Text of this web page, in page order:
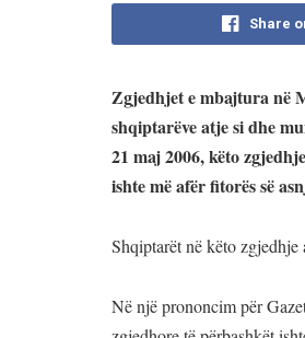
Share
Zgjedhjet e mbajtura në
shqiptarëve atje si dhe
21 maj 2006, këto
ishte më afër fitorës së
Shqiptarët në këto
Në një prononcim për